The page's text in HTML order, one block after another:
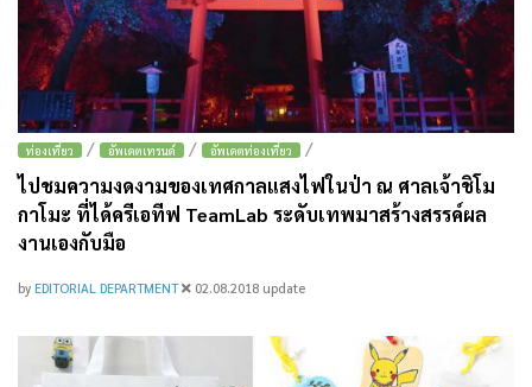
ท่องเที่ยว / อัพเดตเทรนด์ / อัพเดตท่องเที่ยว /
ไปชมความงดงามของเทศกาลแสงไฟในป่า ณ ศาลเจ้าชิโม
กาโมะ ที่ได้ครีเอทีฟ TeamLab ระดับเทพมาสร้างสรรค์ผล
งานเองกับมือ
by EDITORIAL DEPARTMENT 02.08.2018 update